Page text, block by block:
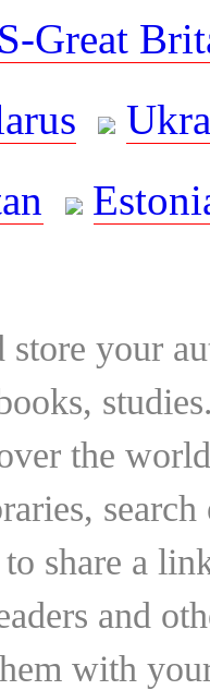
Great
store your
the
share a
and
with